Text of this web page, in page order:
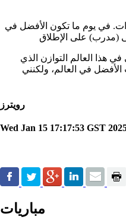
في يوم ما تكون الأفضل في
هذا العالم التوازن الذي
الأفضل في العالم، ولكنني
رويترز
Wed Jan 15 17:17:53 GST
مباريات